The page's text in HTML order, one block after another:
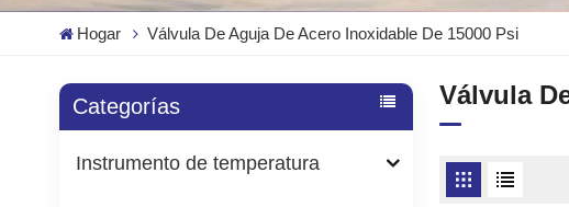
Hogar Válvula De Aguja De Acero Inoxidable De 15000 Psi
Categorías
Instrumento de temperatura
Válvula